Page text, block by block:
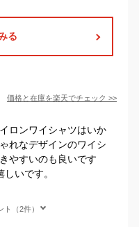
る
価格と在庫を楽天でチェック >>
ロンワイシャツはいか
れなデザインのワイシ
やすいのも良いです
いです。
（2件）